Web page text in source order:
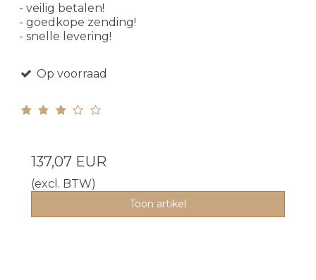
- veilig betalen!
- goedkope zending!
- snelle levering!
Op voorraad
137,07 EUR
(excl. BTW)
Toon artikel